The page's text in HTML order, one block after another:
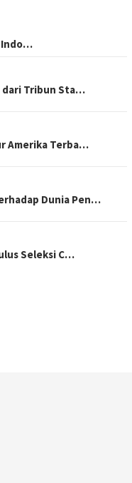
Indo…
dari Tribun Sta…
Amerika Terba…
Dunia Pen…
Seleksi C…